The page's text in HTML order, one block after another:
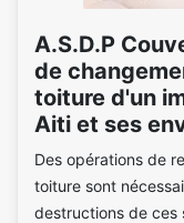
A.S.D.P
de
toiture d'un
Aiti et ses
Des opérations de
toiture sont
destructions de ces